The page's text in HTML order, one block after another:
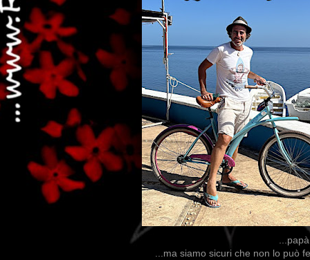
...ma siamo sicuri che non lo può